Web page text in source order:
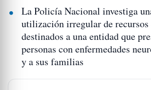
La Policía Nacional investiga
utilización irregular de recursos
destinados a una entidad que
personas con enfermedades
y a sus familias